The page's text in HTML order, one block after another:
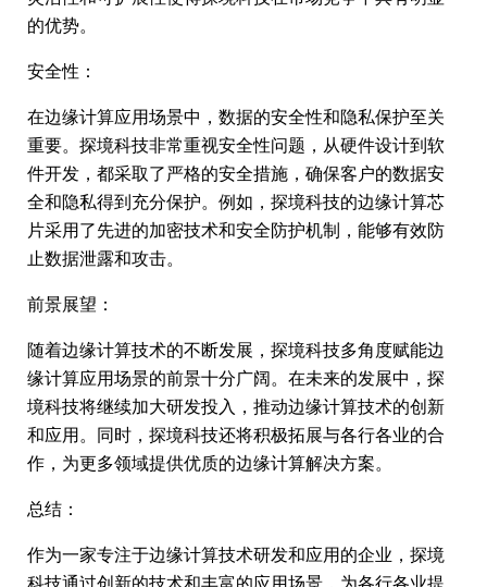
的优势。
安全性：
在边缘计算应用场景中，数据的安全性和隐私保护至关
重要。探境科技非常重视安全性问题，从硬件设计到软
件开发，都采取了严格的安全措施，确保客户的数据安
全和隐私得到充分保护。例如，探境科技的边缘计算芯
片采用了先进的加密技术和安全防护机制，能够有效防
止数据泄露和攻击。
前景展望：
随着边缘计算技术的不断发展，探境科技多角度赋能边
缘计算应用场景的前景十分广阔。在未来的发展中，探
境科技将继续加大研发投入，推动边缘计算技术的创新
和应用。同时，探境科技还将积极拓展与各行各业的合
作，为更多领域提供优质的边缘计算解决方案。
总结：
作为一家专注于边缘计算技术研发和应用的企业，探境
科技通过创新的技术和丰富的应用场景，为各行各业提